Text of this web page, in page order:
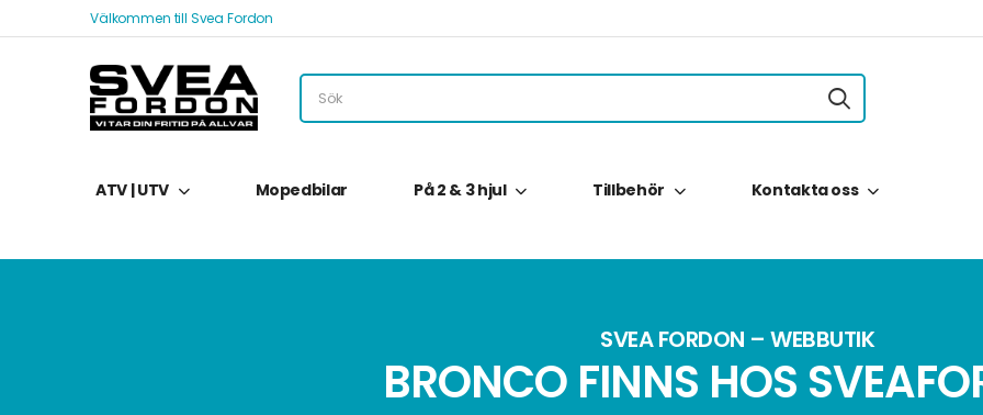
Välkommen till Svea Fordon
ATV | UTV Mopedbilar På 2 & 3 hjul Tillbehör Kontakta oss
SVEA FORDON – WEBBUTIK
BRONCO FINNS HOS